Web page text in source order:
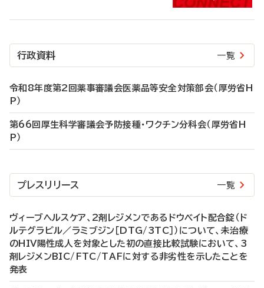
行政資料 一覧
令和8年度第2回薬事審議会医薬品等安全対策部会（厚労省H
P）
第66回厚生科学審議会予防接種・ワクチン分科会（厚労省H
P）
プレスリリース 一覧
ヴィーブヘルスケア、2剤レジメンであるドウベイト配合錠（ド
ルテグラビル／ラミブジン［DTG/3TC］）について、未治療
のHIV陽性成人を対象とした初の直接比較試験において、3
剤レジメンBIC/FTC/TAFに対する非劣性を示したことを
発表